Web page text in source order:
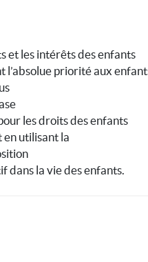
et les intérêts des enfants
l’absolue priorité aux
les droits des enfants
utilisant la
dans la vie des enfants.